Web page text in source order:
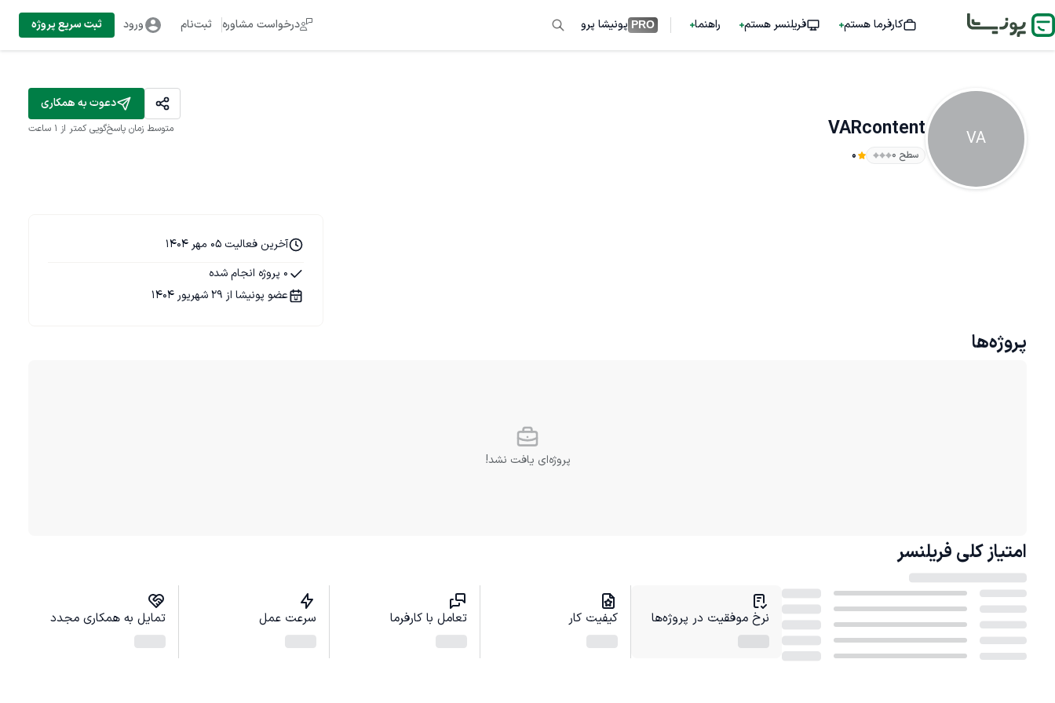
کارفرما هستم فریلنسر هستم راهنما PRO پونیشا پرو درخواست مشاوره ثبت‌نام ورود ثبت سریع پروژه
VA
VARcontent
سطح ۰ 0
دعوت به همکاری
متوسط زمان پاسخ‌گویی کمتر از 1 ساعت
آخرین فعالیت 05 مهر 1404
0 پروژه انجام شده
عضو پونیشا از 29 شهریور 1404
پروژه‌ها
پروژه‌ای یافت نشد!
امتیاز کلی فریلنسر
نرخ موفقیت در پروژه‌ها کیفیت کار تعامل با کارفرما سرعت عمل تمایل به همکاری مجدد